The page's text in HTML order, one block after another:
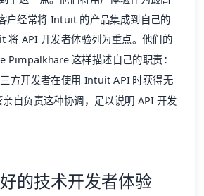
户经常将 Intuit 的产品集成到自己的
将 API 开发者体验列为重点。他们的
Pimpalkhare 这样描述自己的职责：
方开发者在使用 Intuit API 时获得无
亲自负责这种协调，足以说明 API 开发
的技术开发者体验